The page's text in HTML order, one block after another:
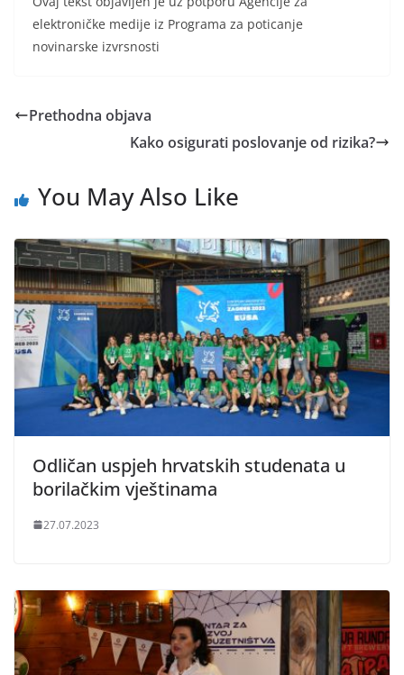
elektroničke medije iz Programa za poticanje
novinarske izvrsnosti
Prethodna objava
Kako osigurati poslovanje od rizika?
You May Also Like
Odličan uspjeh hrvatskih studenata u
borilačkim vještinama
27.07.2023